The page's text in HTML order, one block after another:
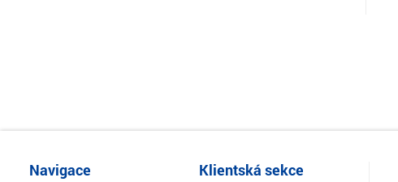
Navigace Klientská sekce